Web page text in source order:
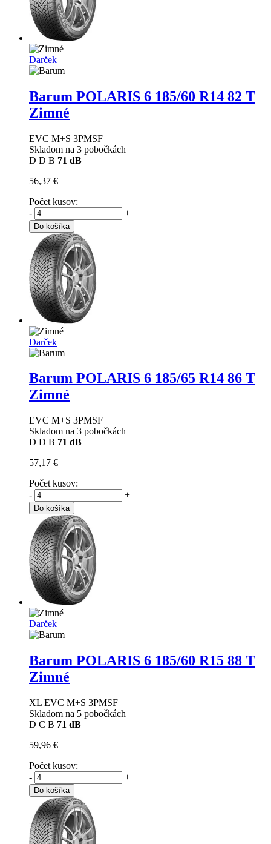
Darček
Barum POLARIS 6 185/60 R14 82 T
Zimné
EVC M+S 3PMSF
Skladom na 3 pobočkách
D D B 71 dB
56,37 €
Počet kusov:
-
+
Do košíka
Darček
Barum POLARIS 6 185/65 R14 86 T
Zimné
EVC M+S 3PMSF
Skladom na 3 pobočkách
D D B 71 dB
57,17 €
Počet kusov:
-
+
Do košíka
Darček
Barum POLARIS 6 185/60 R15 88 T
Zimné
XL EVC M+S 3PMSF
Skladom na 5 pobočkách
D C B 71 dB
59,96 €
Počet kusov:
-
+
Do košíka